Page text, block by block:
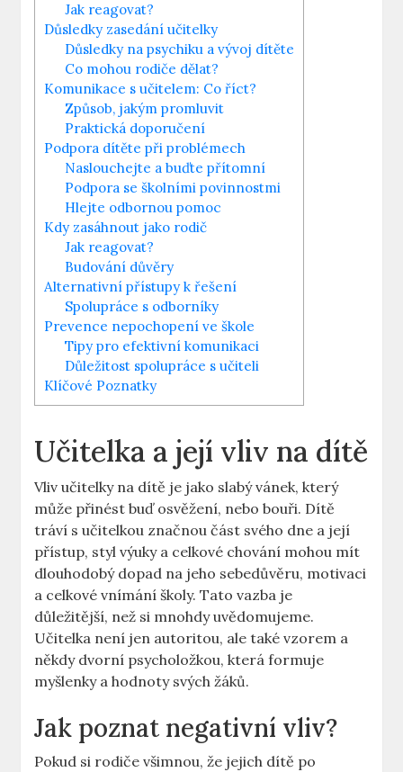
Jak reagovat?
Důsledky zasedání ‌učitelky
Důsledky na psychiku a vývoj dítěte
Co mohou rodiče dělat?
Komunikace s učitelem: Co říct?
Způsob, jakým promluvit
Praktická doporučení
Podpora dítěte⁤ při problémech
Naslouchejte a buďte přítomní
Podpora se školními⁢ povinnostmi
Hlejte odbornou ⁣pomoc
Kdy zasáhnout jako ​rodič
Jak reagovat?
Budování důvěry
Alternativní přístupy k řešení
Spolupráce ‍s odborníky
Prevence nepochopení ve škole
Tipy pro efektivní komunikaci
Důležitost spolupráce s učiteli
Klíčové Poznatky
Učitelka a‍ její vliv na dítě
Vliv učitelky na⁣ dítě je⁤ jako slabý⁢ vánek,‍ který
může ⁢přinést buď osvěžení, nebo bouři. Dítě
‍tráví s učitelkou značnou část svého dne a⁤ její
přístup, styl⁢ výuky a celkové chování mohou mít⁢
dlouhodobý dopad ⁢na jeho sebedůvěru, ⁤motivaci
a celkové‍ vnímání školy. Tato ⁤vazba je ​
důležitější, než si mnohdy uvědomujeme.
Učitelka ⁢není jen‍ autoritou, ale také ⁣vzorem a
někdy dvorní psycholožkou, která formuje
myšlenky ⁢a hodnoty⁤ svých žáků.
Jak poznat negativní vliv?
Pokud si rodiče všimnou, že jejich dítě ‌po